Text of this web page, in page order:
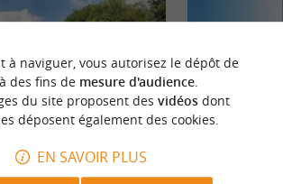
à naviguer, vous autorisez le dépôt de
des fins de mesure d'audience.
du site proposent des vidéosdont
déposent également des cookies.
EN SAVOIR PLUS